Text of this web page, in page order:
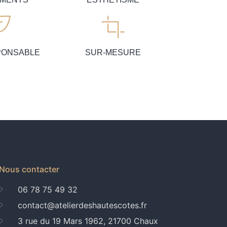
SUR-MESURE
contacter
06 78 75 49 32
contact@atelierdeshautescotes.fr
3 rue du 19 Mars 1962, 21700 Chaux